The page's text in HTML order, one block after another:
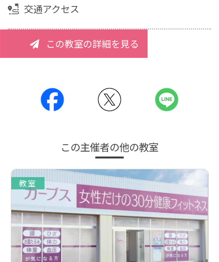
交通アクセス
この教室の詳細を見る
この主催者の他の教室
教室